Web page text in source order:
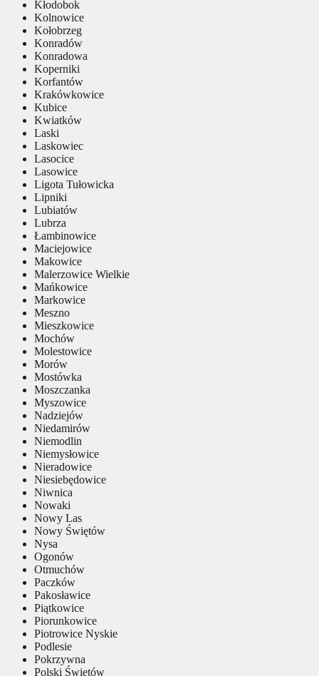
Kłodobok
Kolnowice
Kołobrzeg
Konradów
Konradowa
Koperniki
Korfantów
Krakówkowice
Kubice
Kwiatków
Laski
Laskowiec
Lasocice
Lasowice
Ligota Tułowicka
Lipniki
Lubiatów
Lubrza
Łambinowice
Maciejowice
Makowice
Malerzowice Wielkie
Mańkowice
Markowice
Meszno
Mieszkowice
Mochów
Molestowice
Morów
Mostówka
Moszczanka
Myszowice
Nadziejów
Niedamirów
Niemodlin
Niemysłowice
Nieradowice
Niesiebędowice
Niwnica
Nowaki
Nowy Las
Nowy Świętów
Nysa
Ogonów
Otmuchów
Paczków
Pakosławice
Piątkowice
Piorunkowice
Piotrowice Nyskie
Podlesie
Pokrzywna
Polski Świętów